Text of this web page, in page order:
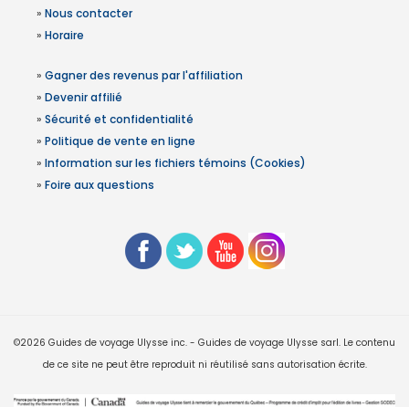
» Nous contacter
» Horaire
» Gagner des revenus par l'affiliation
» Devenir affilié
» Sécurité et confidentialité
» Politique de vente en ligne
» Information sur les fichiers témoins (Cookies)
» Foire aux questions
©2026 Guides de voyage Ulysse inc. - Guides de voyage Ulysse sarl. Le contenu
de ce site ne peut être reproduit ni réutilisé sans autorisation écrite.